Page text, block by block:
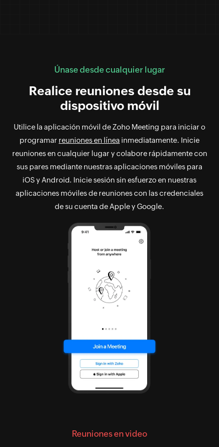
Únase desde cualquier lugar
Realice reuniones desde su
dispositivo móvil
Utilice la aplicación móvil de Zoho Meeting para iniciar o
programar reuniones en línea inmediatamente. Inicie
reuniones en cualquier lugar y colabore rápidamente con
sus pares mediante nuestras aplicaciones móviles para
iOS y Android. Inicie sesión sin esfuerzo en nuestras
aplicaciones móviles de reuniones con las credenciales
de su cuenta de Apple y Google.
Reuniones en video